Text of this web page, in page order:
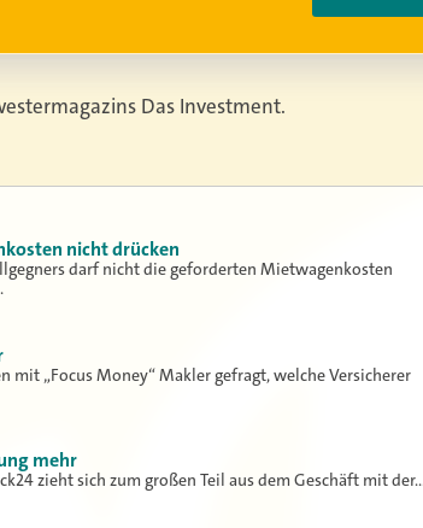
Das Investment.
nicht drücken
darf nicht die geforderten Mietwagenkosten
mit „Focus Money“ Makler gefragt, welche Versicherer
mehr
zieht sich zum großen Teil aus dem Geschäft mit